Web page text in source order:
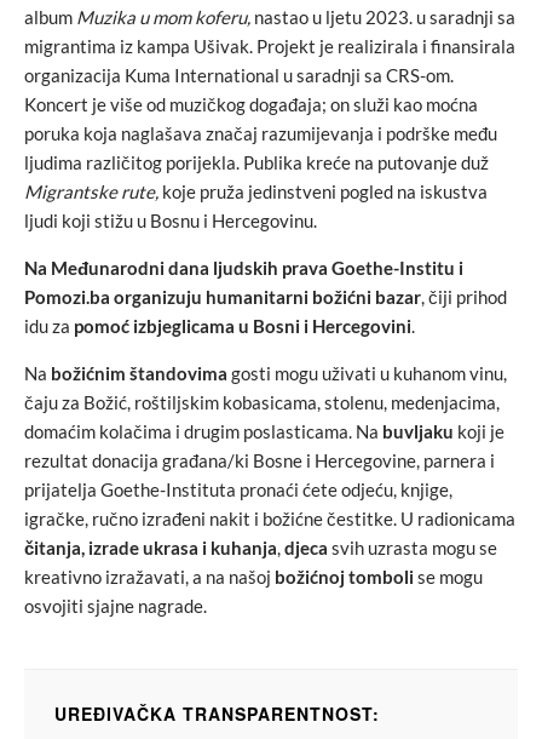
album Muzika u mom koferu, nastao u ljetu 2023. u saradnji sa
migrantima iz kampa Ušivak. Projekt je realizirala i finansirala
organizacija Kuma International u saradnji sa CRS-om.
Koncert je više od muzičkog događaja; on služi kao moćna
poruka koja naglašava značaj razumijevanja i podrške među
ljudima različitog porijekla. Publika kreće na putovanje duž
Migrantske rute, koje pruža jedinstveni pogled na iskustva
ljudi koji stižu u Bosnu i Hercegovinu.
Na Međunarodni dana ljudskih prava Goethe-Institu i
Pomozi.ba organizuju humanitarni božićni bazar, čiji prihod
idu za pomoć izbjeglicama u Bosni i Hercegovini.
Na božićnim štandovima gosti mogu uživati u kuhanom vinu,
čaju za Božić, roštiljskim kobasicama, stolenu, medenjacima,
domaćim kolačima i drugim poslasticama. Na buvljaku koji je
rezultat donacija građana/ki Bosne i Hercegovine, parnera i
prijatelja Goethe-Instituta pronaći ćete odjeću, knjige,
igračke, ručno izrađeni nakit i božićne čestitke. U radionicama
čitanja, izrade ukrasa i kuhanja,djeca svih uzrasta mogu se
kreativno izražavati, a na našoj božićnoj tombolise mogu
osvojiti sjajne nagrade.
UREĐIVAČKA TRANSPARENTNOST: